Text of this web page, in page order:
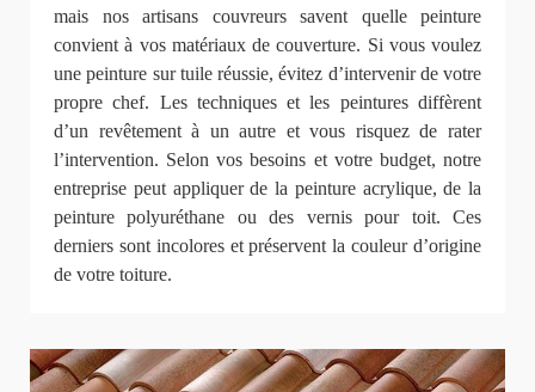
mais nos artisans couvreurs savent quelle peinture
convient à vos matériaux de couverture. Si vous voulez
une peinture sur tuile réussie, évitez d’intervenir de votre
propre chef. Les techniques et les peintures diffèrent
d’un revêtement à un autre et vous risquez de rater
l’intervention. Selon vos besoins et votre budget, notre
entreprise peut appliquer de la peinture acrylique, de la
peinture polyuréthane ou des vernis pour toit. Ces
derniers sont incolores et préservent la couleur d’origine
de votre toiture.